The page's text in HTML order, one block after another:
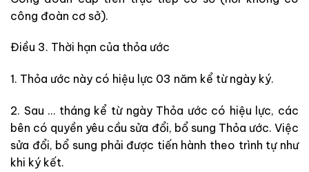
công đoàn cơ sở).
Điều 3. Thời hạn của thỏa ước
1. Thỏa ước này có hiệu lực 03 năm kể từ ngày ký.
2. Sau … tháng kể từ ngày Thỏa ước có hiệu lực, các
bên có quyền yêu cầu sửa đổi, bổ sung Thỏa ước. Việc
sửa đổi, bổ sung phải được tiến hành theo trình tự như
khi ký kết.